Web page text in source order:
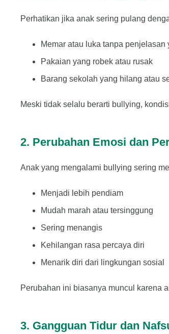
Perhatikan jika anak sering pulang
Memar atau luka tanpa penjelasan
Pakaian yang robek atau rusak
Barang sekolah yang hilang atau
Meski tidak selalu berarti bullying,
2. Perubahan Emosi dan
Anak yang mengalami bullying sering
Menjadi lebih pendiam
Mudah marah atau tersinggung
Sering menangis
Kehilangan rasa percaya diri
Menarik diri dari lingkungan sosial
Perubahan ini biasanya muncul karena
3. Gangguan Tidur dan